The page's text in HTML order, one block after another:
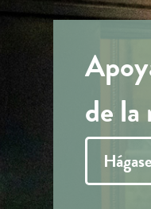
de